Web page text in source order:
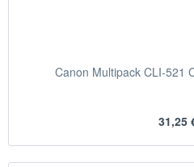
Canon Multipack CLI-521
31,25